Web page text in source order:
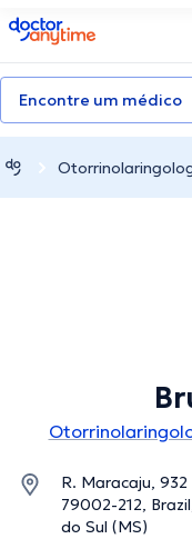
doctoranytime
Encontre um médico
R. Maracaju,
79002-212,
do Sul (MS)